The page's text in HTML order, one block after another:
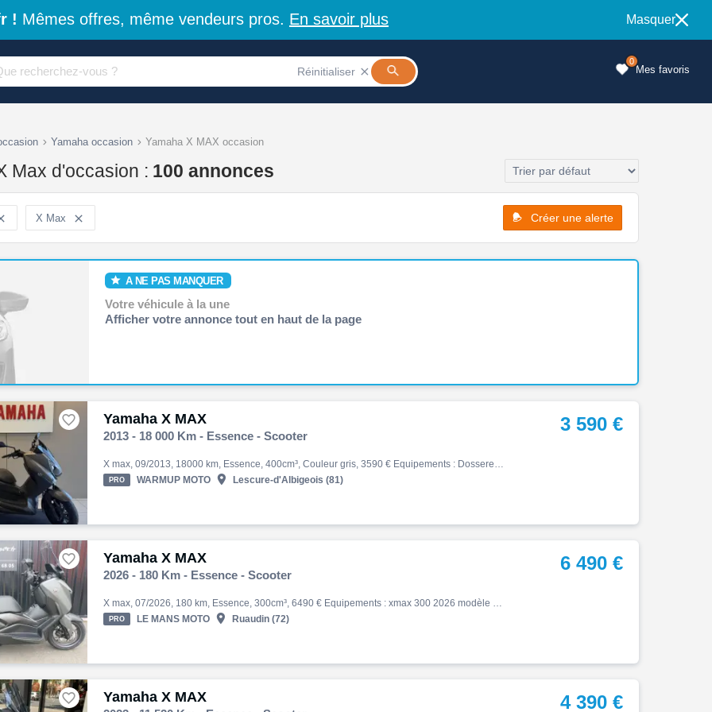
! Mêmes offres, même vendeurs pros. En savoir plus Masquer
Réinitialiser  Mes favoris
0
Yamaha occasion Yamaha X MAX occasion
Max d'occasion : 100 annonces
X Max  Créer une alerte
A NE PAS MANQUER
Votre véhicule à la une
Afficher votre annonce tout en haut de la page
Yamaha X MAX

2013 - 18 000 Km - Essence - Scooter
X max, 09/2013, 18000 km, Essence, 400cm³, Couleur gris, 3590 € Equipements : Dosseret passager,Silencieux Akrapovic,Plus de photos sur demande,Révision faite,Dépôt-vente
PRO WARMUP MOTO  Lescure-d'Albigeois (81)
3 590 €
Yamaha X MAX

2026 - 180 Km - Essence - Scooter
X max, 07/2026, 180 km, Essence, 300cm³, 6490 € Equipements : xmax 300 2026 modèle standard, état neuf, peu roulé , dispo immédiate , financement LOA possible demandez benjamin
PRO LE MANS MOTO  Ruaudin (72)
6 490 €
Yamaha X MAX
 4 390 €